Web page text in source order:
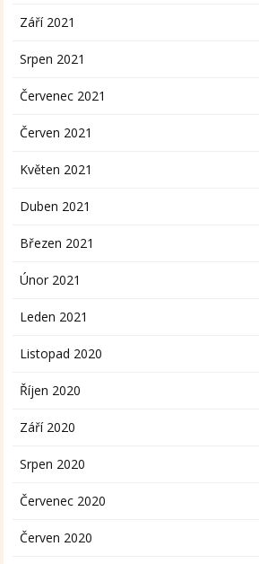
Září 2021
Srpen 2021
Červenec 2021
Červen 2021
Květen 2021
Duben 2021
Březen 2021
Únor 2021
Leden 2021
Listopad 2020
Říjen 2020
Září 2020
Srpen 2020
Červenec 2020
Červen 2020